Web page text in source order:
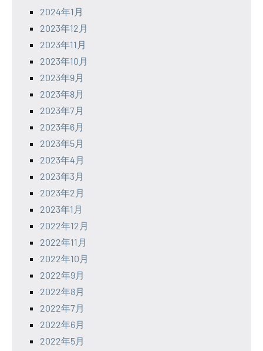
2024年1月
2023年12月
2023年11月
2023年10月
2023年9月
2023年8月
2023年7月
2023年6月
2023年5月
2023年4月
2023年3月
2023年2月
2023年1月
2022年12月
2022年11月
2022年10月
2022年9月
2022年8月
2022年7月
2022年6月
2022年5月